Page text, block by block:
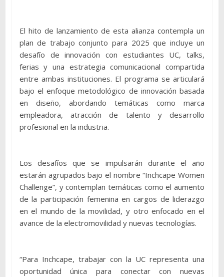
El hito de lanzamiento de esta alianza contempla un
plan de trabajo conjunto para 2025 que incluye un
desafío de innovación con estudiantes UC, talks,
ferias y una estrategia comunicacional compartida
entre ambas instituciones. El programa se articulará
bajo el enfoque metodológico de innovación basada
en diseño, abordando temáticas como marca
empleadora, atracción de talento y desarrollo
profesional en la industria.
Los desafíos que se impulsarán durante el año
estarán agrupados bajo el nombre “Inchcape Women
Challenge”, y contemplan temáticas como el aumento
de la participación femenina en cargos de liderazgo
en el mundo de la movilidad, y otro enfocado en el
avance de la electromovilidad y nuevas tecnologías.
“Para Inchcape, trabajar con la UC representa una
oportunidad única para conectar con nuevas